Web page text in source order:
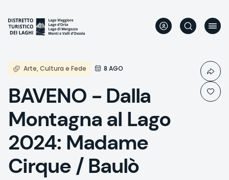
contenu
principal
Arte, Cultura e Fede 8 AGO
BAVENO - Dalla
Montagna al Lago
2024: Madame
Cirque / Baulò